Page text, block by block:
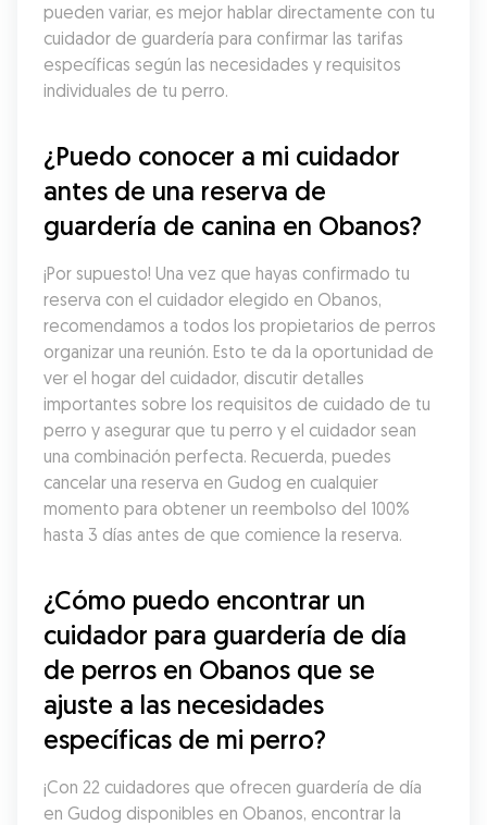
pueden variar, es mejor hablar directamente con tu
cuidador de guardería para confirmar las tarifas
específicas según las necesidades y requisitos
individuales de tu perro.
¿Puedo conocer a mi cuidador
antes de una reserva de
guardería de canina en Obanos?
¡Por supuesto! Una vez que hayas confirmado tu
reserva con el cuidador elegido en Obanos,
recomendamos a todos los propietarios de perros
organizar una reunión. Esto te da la oportunidad de
ver el hogar del cuidador, discutir detalles
importantes sobre los requisitos de cuidado de tu
perro y asegurar que tu perro y el cuidador sean
una combinación perfecta. Recuerda, puedes
cancelar una reserva en Gudog en cualquier
momento para obtener un reembolso del 100%
hasta 3 días antes de que comience la reserva.
¿Cómo puedo encontrar un
cuidador para guardería de día
de perros en Obanos que se
ajuste a las necesidades
específicas de mi perro?
¡Con 22 cuidadores que ofrecen guardería de día
en Gudog disponibles en Obanos, encontrar la